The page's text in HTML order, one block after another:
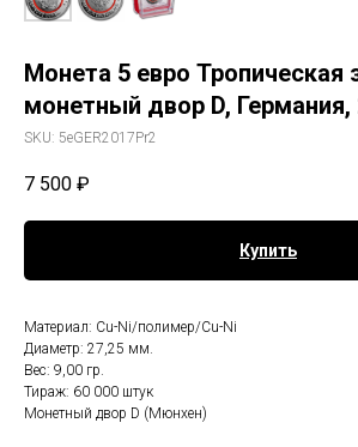
Монета 5 евро Тропическая
монетный двор D, Германия,
SKU: 5eGER2017Pr2
7 500 ₽
Купить
Материал: Cu-Ni/полимер/Cu-Ni
Диаметр: 27,25 мм.
Вес: 9,00 гр.
Тираж: 60 000 штук
Монетный двор D (Мюнхен)